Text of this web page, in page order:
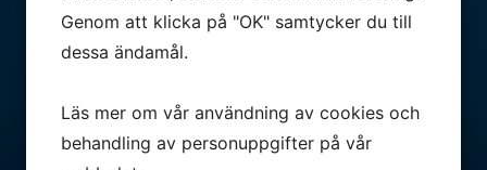
Genom att klicka på "OK" samtycker du till
dessa ändamål.
Läs mer om vår användning av cookies och
behandling av personuppgifter på vår